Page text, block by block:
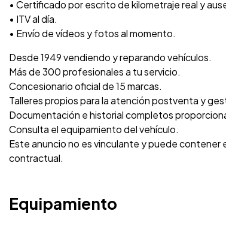
• Certificado por escrito de kilometraje real y
• ITV al día.
• Envío de vídeos y fotos al momento.
Desde 1949 vendiendo y reparando vehículos.
Más de 300 profesionales a tu servicio.
Concesionario oficial de 15 marcas.
Talleres propios para la atención postventa y
Documentación e historial completos
Consulta el equipamiento del vehículo.
Este anuncio no es vinculante y puede
contractual.
Equipamiento